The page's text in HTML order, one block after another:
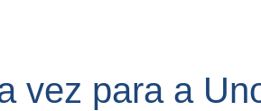
vez para a